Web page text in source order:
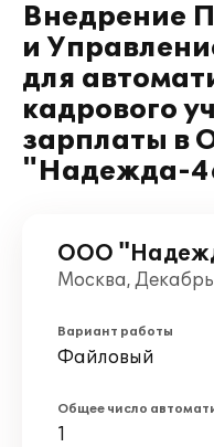
Внедрение
и
для
кадрового
зарплаты в
"Надежда-
ООО
Москва,
Вариант работы
Файловый
Общее число
1